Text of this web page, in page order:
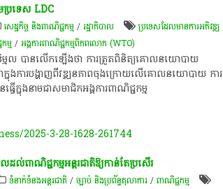
ប្រទេស LDC
សេដ្ឋកិច្ច និងពាណិជ្ជកម្ម/រដ្ឋាភិបាល
ប្រទេសដែលមានការអភិវឌ្ឍ
ម្ម/អង្គការ​ពាណិជ្ជកម្ម​ពិភពលោក (WTO) ​
និម្មល បាន​លើក​ឡើង​ថា ការត្រួតពិនិត្យគោលនយោបាយ
ក្នុងការបង្ហាញពីវឌ្ឍនភាពចុងក្រោយលើគោលនយោបាយ ​ការ
ធ្វើ​ក្នុងនាមជាសមាជិកអង្គការ​ពាណិជ្ជកម្ម​
2025-3-28-1628-261744
ល់​ពាណិជ្ជកម្ម​អន្តរជាតិ​ឱ្យ​កាន់តែ​ប្រសើរ​
ទំនាក់ទំនងអន្តរជាតិ/ច្បាប់ និងប្រព័ន្ធតុលាការ/ពាណិជ្ជកម្ម